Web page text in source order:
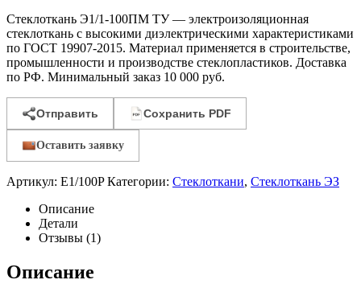
Стеклоткань Э1/1-100ПМ ТУ — электроизоляционная
стеклоткань с высокими диэлектрическими характеристиками
по ГОСТ 19907-2015. Материал применяется в строительстве,
промышленности и производстве стеклопластиков. Доставка
по РФ. Минимальный заказ 10 000 руб.
Отправить Сохранить PDF
Оставить заявку
Артикул: E1/100P Категории: Стеклоткани, Стеклоткань ЭЗ
Описание
Детали
Отзывы (1)
Описание